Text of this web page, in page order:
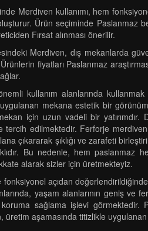
Merdiven kullanımı, hem
Ürün seçiminde Paslanmaz
Fırsat alınması önerilir.
Merdiven, dış mekanlarda
fiyatları Paslanmaz
kullanım alanlarında
mekana estetik bir
için uzun vadeli bir
tercih edilmektedir. Ferforje
çıkararak şıklığı ve zarafeti
Bu nedenle, hem paslanmaz
alarak sizler için üretmekteyiz.
fonksiyonel açıdan
yaşam alanlarının geniş ve
sağlama işlevi görmektedir.
üretim aşamasında titizlikle